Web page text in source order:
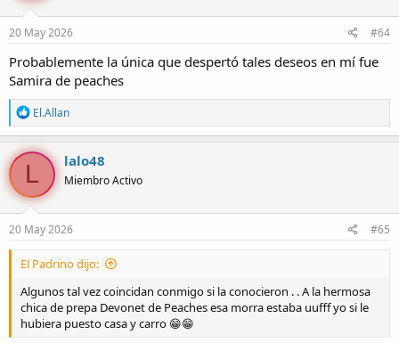
20 May 2026 #64
Probablemente la única que despertó tales deseos en mí fue
Samira de peaches
R
e
a
c
i
o
n
e
El.Allan
L lalo48
Miembro Activo
20 May 2026 #65
El Padrino dijo:
Algunos tal vez coincidan conmigo si la conocieron . . A la hermosa
chica de prepa Devonet de Peaches esa morra estaba uufff yo si le
hubiera puesto casa y carro 😁😁